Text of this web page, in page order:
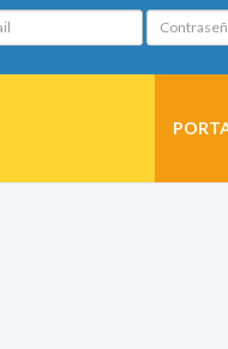
Contraseña